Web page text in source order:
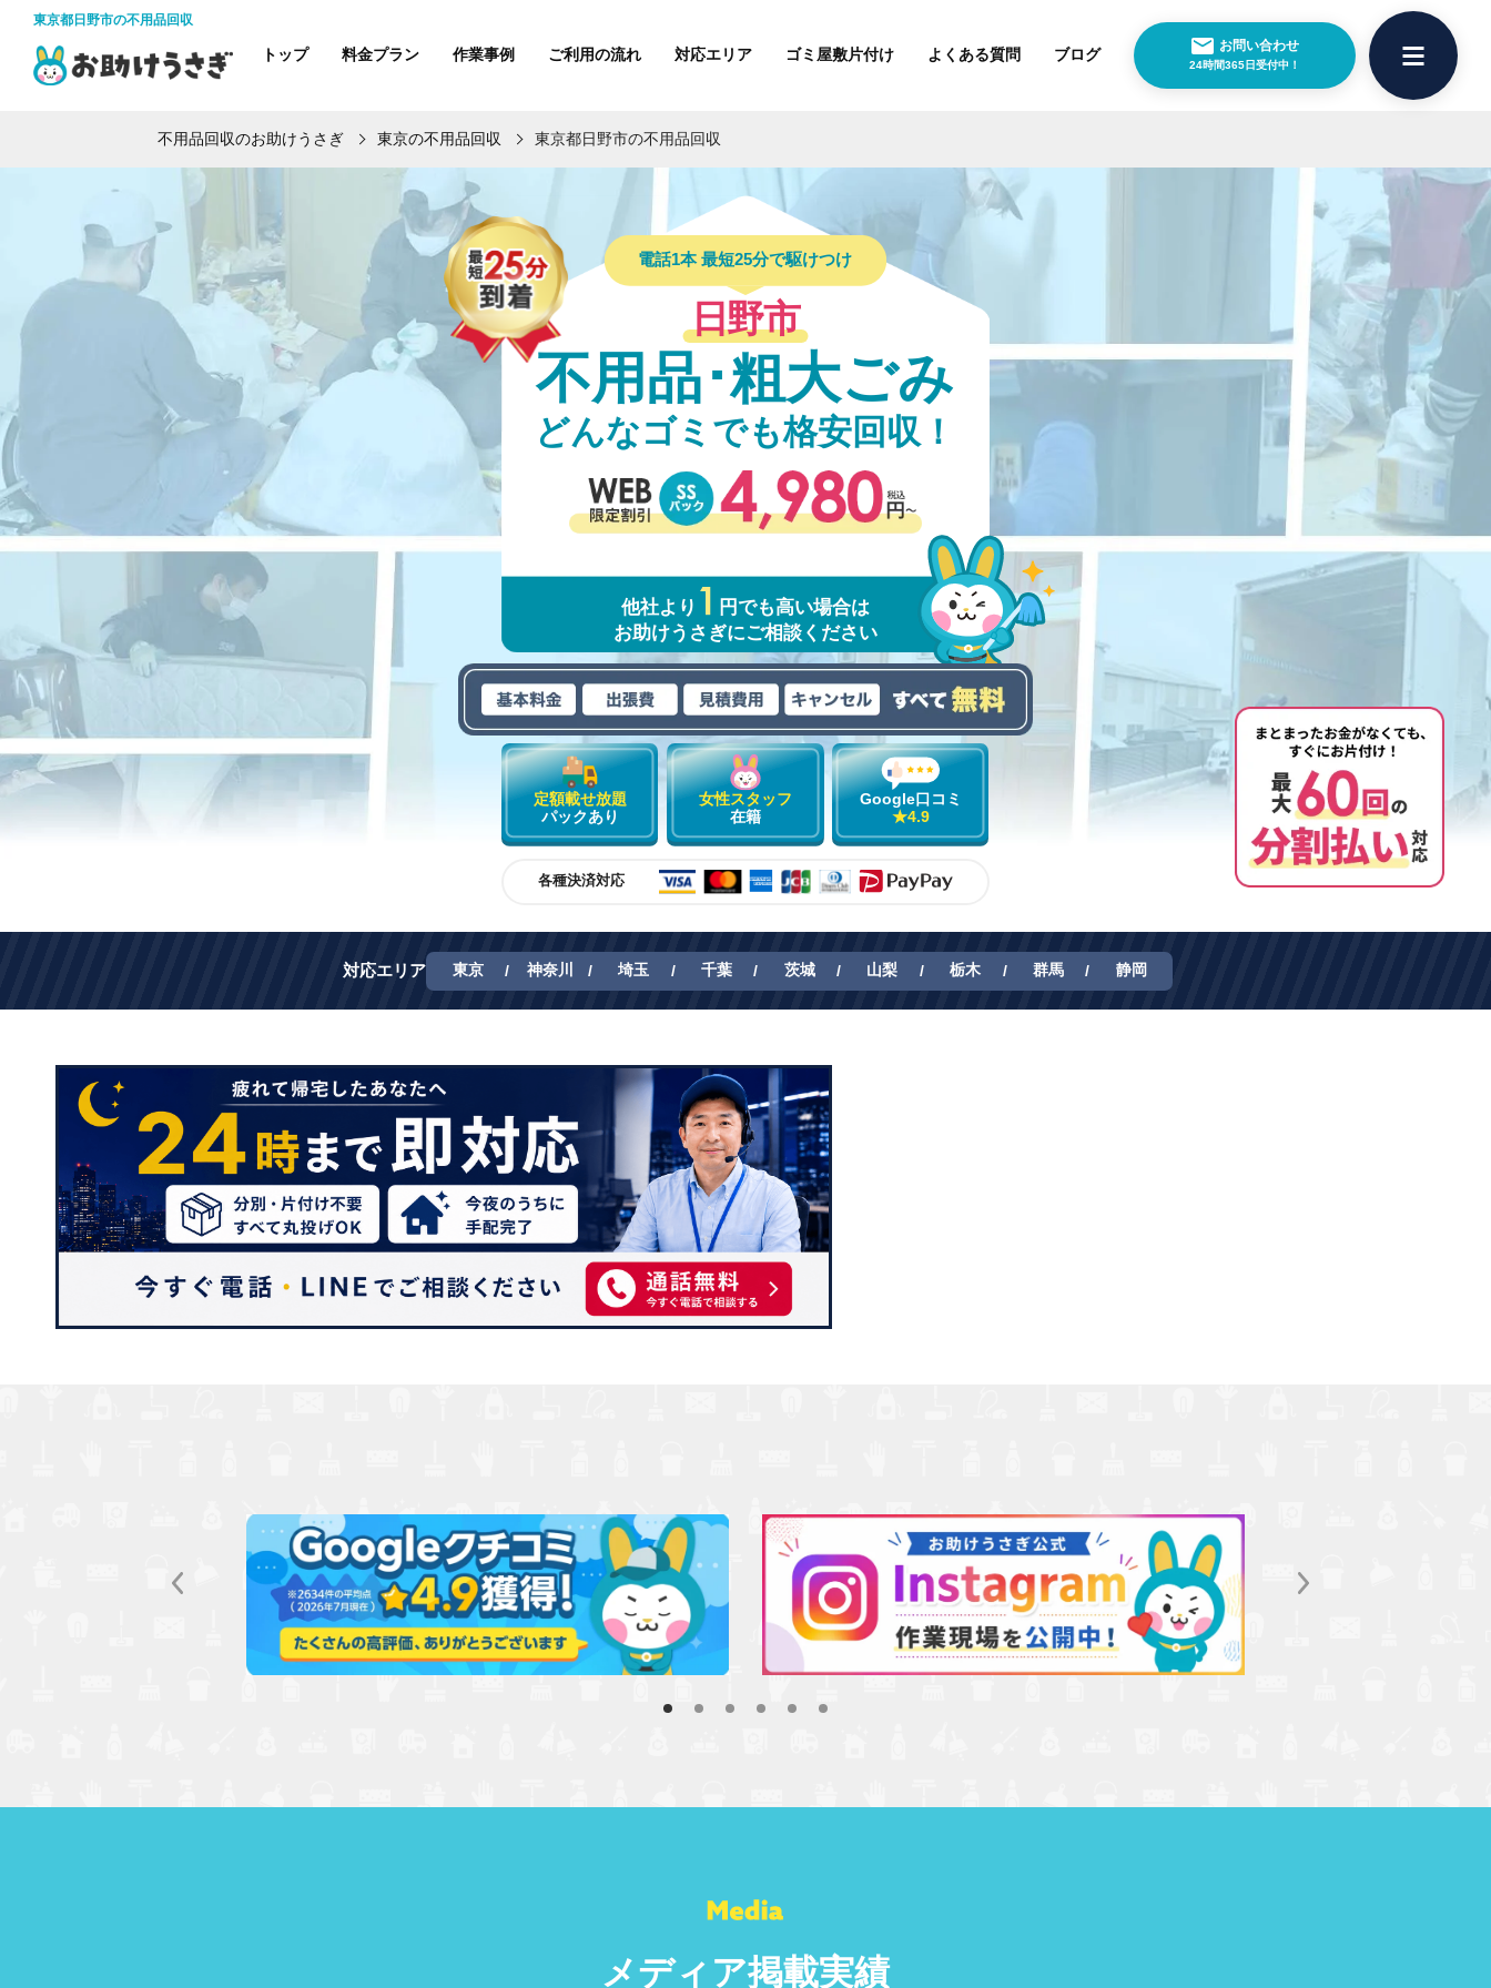
東京都日野市の不用品回収
トップ 料金プラン 作業事例 ご利用の流れ 対応エリア ゴミ屋敷片付け よくある質問 ブログ お問い合わせ
24時間365日受付中！
不用品回収のお助けうさぎ 東京の不用品回収 東京都日野市の不用品回収
電話1本 最短25分で駆けつけ
日野市
不用品･粗大ごみ
どんなゴミでも格安回収！
他社より
円でも高い場合は
お助けうさぎにご相談ください
定額載せ放題
パックあり
女性スタッフ
在籍
Google口コミ
★4.9
各種決済対応
対応エリア 東京 神奈川 埼玉 千葉 茨城 山梨 栃木 群馬 静岡
メディア掲載実績